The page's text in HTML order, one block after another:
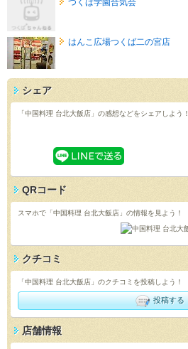
つくば学園合気会
はんこ広場つくば二の宮店
シェア
「中国料理 台北大飯店」の感想などをシェアしよう！
QRコード
スマホで「中国料理 台北大飯店」の情報を見よう！
クチコミ
「中国料理 台北大飯店」のクチコミを投稿しよう！
投稿する
店舗情報